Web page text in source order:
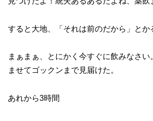
すると大地、「それは前のだから」とか
まぁまぁ、とにかく今すぐに飲みなさい
ませてゴックンまで見届けた。
あれから3時間